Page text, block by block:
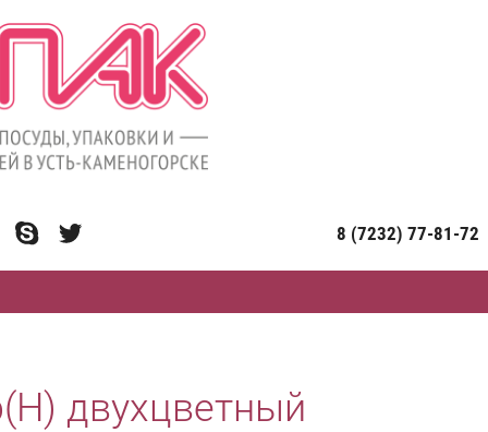
8 (7232) 77-81-72
двухцветный